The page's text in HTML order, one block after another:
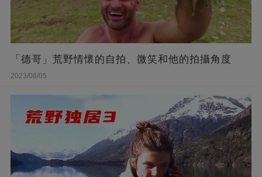
「德哥」荒野情懷的自拍、微笑和他的拍攝角度
2023/08/05